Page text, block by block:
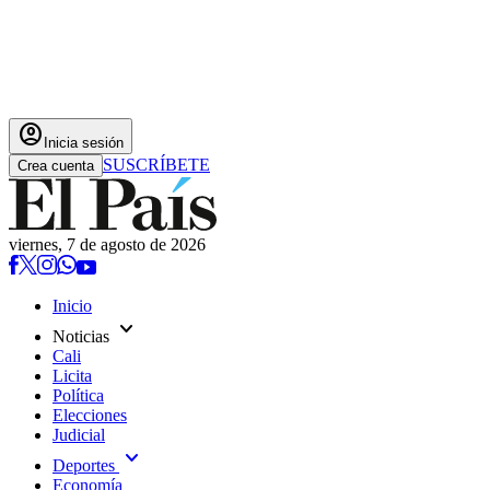
account_circle Inicia sesión
Crea cuenta SUSCRÍBETE
viernes, 7 de agosto de 2026
Inicio
Noticias expand_more
Cali
Licita
Política
Elecciones
Judicial
Deportes expand_more
Economía